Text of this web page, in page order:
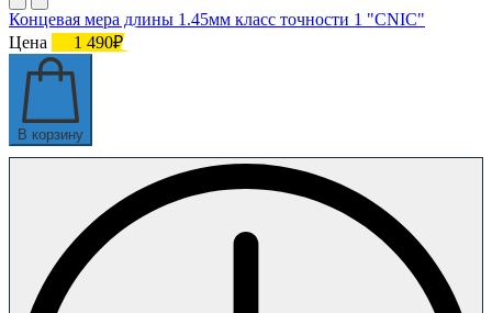
Концевая мера длины 1.45мм класс точности 1 "CNIC"
Цена
1 490₽
В корзину